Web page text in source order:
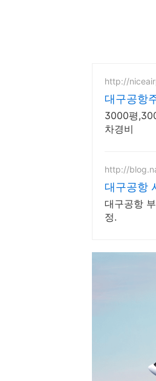
http://
대구공항
3000평
차경비
http://
대구공항
대구공항
정.